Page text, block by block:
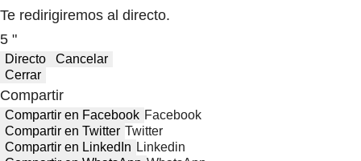
Te redirigiremos al directo.
5 "
Directo
Cancelar
Cerrar
Compartir
Compartir en Facebook Facebook
Compartir en Twitter Twitter
Compartir en LinkedIn Linkedin